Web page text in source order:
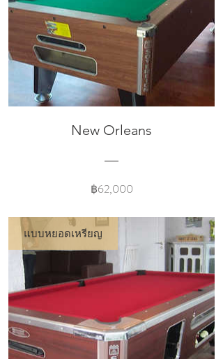
New Orleans
฿62,000Price
แบบหยอดเหรียญ